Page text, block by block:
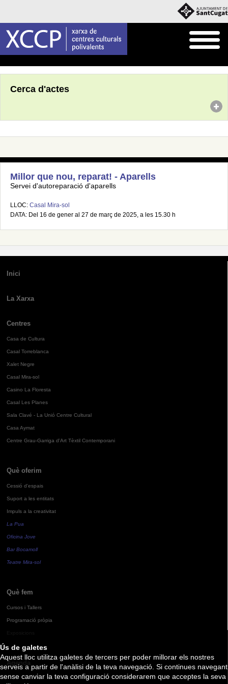
Ús de galetes
Aquest lloc utilitza galetes de tercers per poder millorar els nostres
serveis a partir de l'anàlisi de la teva navegació. Si continues navegant
sense canviar la teva configuració considerarem que acceptes la seva
Cerca d'actes
Millor que nou, reparat! - Aparells
Servei d'autoreparació d'aparells
LLOC: Casal Mira-sol
DATA: Del 16 de gener al 27 de març de 2025, a les 15.30 h
Inici
La Xarxa
Centres
Casa de Cultura
Casal Torreblanca
Xalet Negre
Casal Mira-sol
Casino La Floresta
Casal Les Planes
Sala Clavé - La Unió Centre Cultural
Casa Aymat
Centre Grau-Garriga d'Art Tèxtil Contemporani
Què oferim
Cessió d'espais
Suport a les entitats
Impuls a la creativitat
La Pua
Oficina Jove
Bar Bocamoll
Teatre Mira-sol
Què fem
Cursos i Tallers
Programació pròpia
Agenda